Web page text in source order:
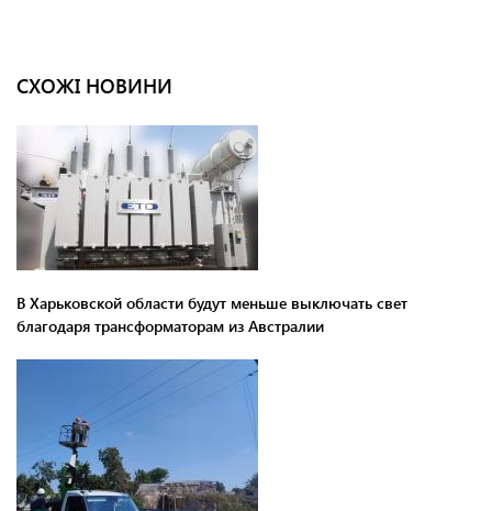
СХОЖІ НОВИНИ
В Харьковской области будут меньше выключать свет
благодаря трансформаторам из Австралии